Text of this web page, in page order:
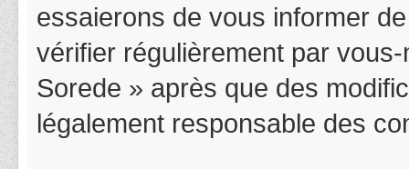
essaierons de vous informer
vérifier régulièrement par
Sorede » après que des
légalement responsable des